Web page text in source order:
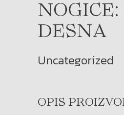
DESNA
Uncategorized
OPIS